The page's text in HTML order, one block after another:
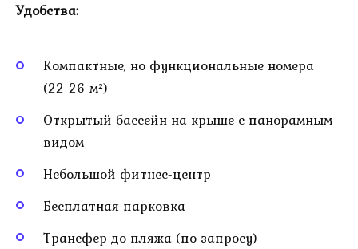
Удобства:
Компактные, но функциональные номера
(22-26 м²)
Открытый бассейн на крыше с панорамным
видом
Небольшой фитнес-центр
Бесплатная парковка
Трансфер до пляжа (по запросу)